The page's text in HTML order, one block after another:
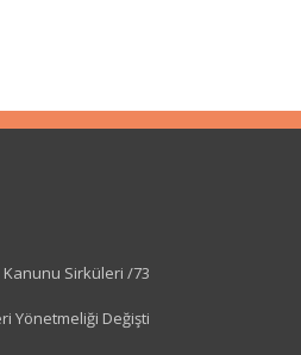
Kanunu Sirküleri /73
Yönetmeliği Değişti